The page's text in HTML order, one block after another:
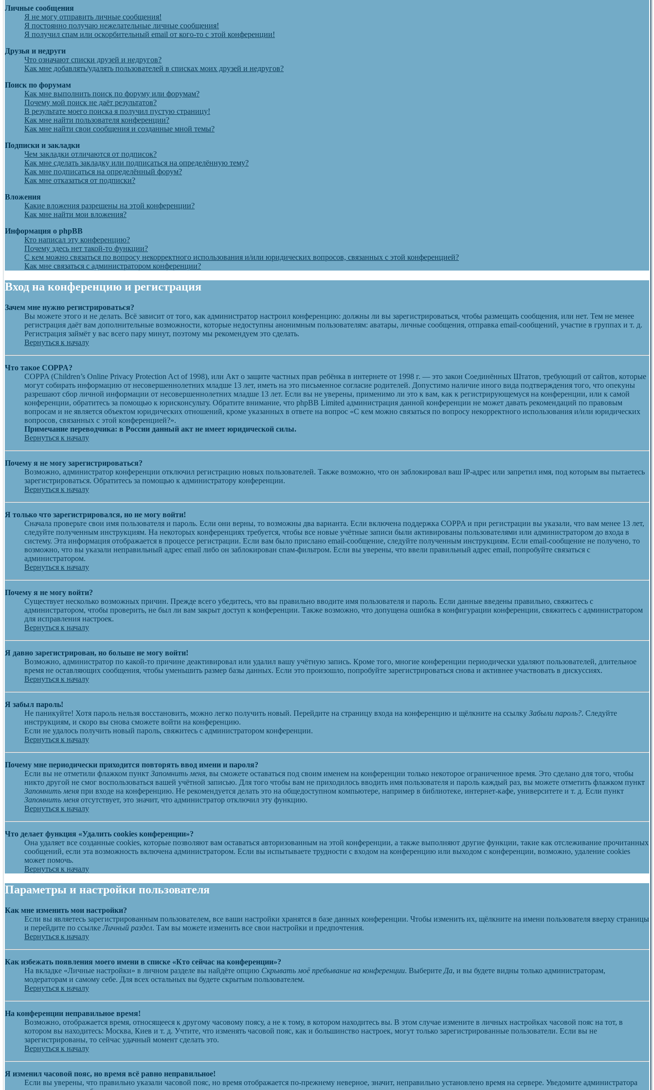
Личные сообщения
Я не могу отправить личные сообщения!
Я постоянно получаю нежелательные личные сообщения!
Я получил спам или оскорбительный email от кого-то с этой конференции!
Друзья и недруги
Что означают списки друзей и недругов?
Как мне добавлять/удалять пользователей в списках моих друзей и недругов?
Поиск по форумам
Как мне выполнить поиск по форуму или форумам?
Почему мой поиск не даёт результатов?
В результате моего поиска я получил пустую страницу!
Как мне найти пользователя конференции?
Как мне найти свои сообщения и созданные мной темы?
Подписки и закладки
Чем закладки отличаются от подписок?
Как мне сделать закладку или подписаться на определённую тему?
Как мне подписаться на определённый форум?
Как мне отказаться от подписки?
Вложения
Какие вложения разрешены на этой конференции?
Как мне найти мои вложения?
Информация о phpBB
Кто написал эту конференцию?
Почему здесь нет такой-то функции?
С кем можно связаться по вопросу некорректного использования и/или юридических вопросов, связанных с этой конференцией?
Как мне связаться с администратором конференции?
Вход на конференцию и регистрация
Зачем мне нужно регистрироваться?
Вы можете этого и не делать. Всё зависит от того, как администратор настроил конференцию: должны ли вы зарегистрироваться, чтобы размещать сообщения, или нет. Тем не менее
регистрация даёт вам дополнительные возможности, которые недоступны анонимным пользователям: аватары, личные сообщения, отправка email-сообщений, участие в группах и т. д.
Регистрация займёт у вас всего пару минут, поэтому мы рекомендуем это сделать.
Вернуться к началу
Что такое COPPA?
COPPA (Children’s Online Privacy Protection Act of 1998), или Акт о защите частных прав ребёнка в интернете от 1998 г. — это закон Соединённых Штатов, требующий от сайтов, которые
могут собирать информацию от несовершеннолетних младше 13 лет, иметь на это письменное согласие родителей. Допустимо наличие иного вида подтверждения того, что опекуны
разрешают сбор личной информации от несовершеннолетних младше 13 лет. Если вы не уверены, применимо ли это к вам, как к регистрирующемуся на конференции, или к самой
конференции, обратитесь за помощью к юрисконсульту. Обратите внимание, что phpBB Limited администрация данной конференции не может давать рекомендаций по правовым
вопросам и не является объектом юридических отношений, кроме указанных в ответе на вопрос «С кем можно связаться по вопросу некорректного использования и/или юридических
вопросов, связанных с этой конференцией?».
Примечание переводчика: в России данный акт не имеет юридической силы.
Вернуться к началу
Почему я не могу зарегистрироваться?
Возможно, администратор конференции отключил регистрацию новых пользователей. Также возможно, что он заблокировал ваш IP-адрес или запретил имя, под которым вы пытаетесь
зарегистрироваться. Обратитесь за помощью к администратору конференции.
Вернуться к началу
Я только что зарегистрировался, но не могу войти!
Сначала проверьте свои имя пользователя и пароль. Если они верны, то возможны два варианта. Если включена поддержка COPPA и при регистрации вы указали, что вам менее 13 лет,
следуйте полученным инструкциям. На некоторых конференциях требуется, чтобы все новые учётные записи были активированы пользователями или администратором до входа в
систему. Эта информация отображается в процессе регистрации. Если вам было прислано email-сообщение, следуйте полученным инструкциям. Если email-сообщение не получено, то
возможно, что вы указали неправильный адрес email либо он заблокирован спам-фильтром. Если вы уверены, что ввели правильный адрес email, попробуйте связаться с
администратором.
Вернуться к началу
Почему я не могу войти?
Существует несколько возможных причин. Прежде всего убедитесь, что вы правильно вводите имя пользователя и пароль. Если данные введены правильно, свяжитесь с
администратором, чтобы проверить, не был ли вам закрыт доступ к конференции. Также возможно, что допущена ошибка в конфигурации конференции, свяжитесь с администратором
для исправления настроек.
Вернуться к началу
Я давно зарегистрирован, но больше не могу войти!
Возможно, администратор по какой-то причине деактивировал или удалил вашу учётную запись. Кроме того, многие конференции периодически удаляют пользователей, длительное
время не оставляющих сообщения, чтобы уменьшить размер базы данных. Если это произошло, попробуйте зарегистрироваться снова и активнее участвовать в дискуссиях.
Вернуться к началу
Я забыл пароль!
Не паникуйте! Хотя пароль нельзя восстановить, можно легко получить новый. Перейдите на страницу входа на конференцию и щёлкните на ссылку Забыли пароль?. Следуйте
инструкциям, и скоро вы снова сможете войти на конференцию.
Если не удалось получить новый пароль, свяжитесь с администратором конференции.
Вернуться к началу
Почему мне периодически приходится повторять ввод имени и пароля?
Если вы не отметили флажком пункт Запомнить меня, вы сможете оставаться под своим именем на конференции только некоторое ограниченное время. Это сделано для того, чтобы
никто другой не смог воспользоваться вашей учётной записью. Для того чтобы вам не приходилось вводить имя пользователя и пароль каждый раз, вы можете отметить флажком пункт
Запомнить меня при входе на конференцию. Не рекомендуется делать это на общедоступном компьютере, например в библиотеке, интернет-кафе, университете и т. д. Если пункт
Запомнить меня отсутствует, это значит, что администратор отключил эту функцию.
Вернуться к началу
Что делает функция «Удалить cookies конференции»?
Она удаляет все созданные cookies, которые позволяют вам оставаться авторизованным на этой конференции, а также выполняют другие функции, такие как отслеживание прочитанных
сообщений, если эта возможность включена администратором. Если вы испытываете трудности с входом на конференцию или выходом с конференции, возможно, удаление cookies
может помочь.
Вернуться к началу
Параметры и настройки пользователя
Как мне изменить мои настройки?
Если вы являетесь зарегистрированным пользователем, все ваши настройки хранятся в базе данных конференции. Чтобы изменить их, щёлкните на имени пользователя вверху страницы
и перейдите по ссылкеЛичный раздел. Там вы можете изменить все свои настройки и предпочтения.
Вернуться к началу
Как избежать появления моего имени в списке «Кто сейчас на конференции»?
На вкладке «Личные настройки» в личном разделе вы найдёте опцию Скрывать моё пребывание на конференции. Выберите Да, и вы будете видны только администраторам,
модераторам и самому себе. Для всех остальных вы будете скрытым пользователем.
Вернуться к началу
На конференции неправильное время!
Возможно, отображается время, относящееся к другому часовому поясу, а не к тому, в котором находитесь вы. В этом случае измените в личных настройках часовой пояс на тот, в
котором вы находитесь: Москва, Киев и т. д. Учтите, что изменять часовой пояс, как и большинство настроек, могут только зарегистрированные пользователи. Если вы не
зарегистрированы, то сейчас удачный момент сделать это.
Вернуться к началу
Я изменил часовой пояс, но время всё равно неправильное!
Если вы уверены, что правильно указали часовой пояс, но время отображается по-прежнему неверное, значит, неправильно установлено время на сервере. Уведомите администратора